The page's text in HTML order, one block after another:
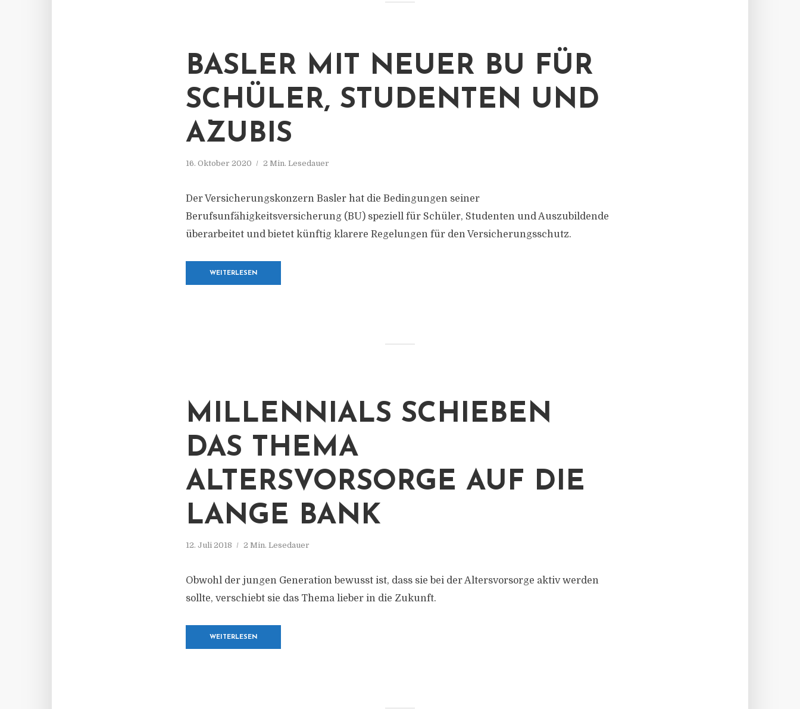
BASLER MIT NEUER BU FÜR
SCHÜLER, STUDENTEN UND
AZUBIS
16. Oktober 2020 2 Min. Lesedauer
Der Versicherungskonzern Basler hat die Bedingungen seiner
Berufsunfähigkeitsversicherung (BU) speziell für Schüler, Studenten und Auszubildende
überarbeitet und bietet künftig klarere Regelungen für den Versicherungsschutz.
WEITERLESEN
MILLENNIALS SCHIEBEN
DAS THEMA
ALTERSVORSORGE AUF DIE
LANGE BANK
12. Juli 2018 2 Min. Lesedauer
Obwohl der jungen Generation bewusst ist, dass sie bei der Altersvorsorge aktiv werden
sollte, verschiebt sie das Thema lieber in die Zukunft.
WEITERLESEN